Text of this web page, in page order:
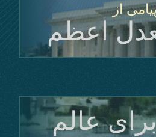
از
‌اعظم
عالم